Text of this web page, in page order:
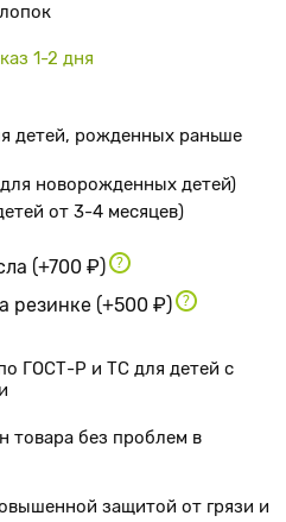
1-2 дня
детей, рожденных раньше
новорожденных детей)
от 3-4 месяцев)
(+700 ₽)
резинке (+500 ₽)
ГОСТ-Р и ТС для детей с
товара без проблем в
защитой от грязи и